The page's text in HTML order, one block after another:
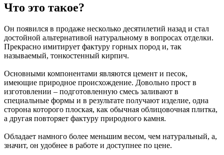
Что это такое?
Он появился в продаже несколько десятилетий назад и стал
достойной альтернативой натуральному в вопросах отделки.
Прекрасно имитирует фактуру горных пород и, так
называемый, тонкостенный кирпич.
Основными компонентами являются цемент и песок,
имеющие природное происхождение. Довольно прост в
изготовлении – подготовленную смесь заливают в
специальные формы и в результате получают изделие, одна
сторона которого плоская, как обычная облицовочная плитка,
а другая повторяет фактуру природного камня.
Обладает намного более меньшим весом, чем натуральный, а,
значит, он удобнее в работе и доступнее по цене.